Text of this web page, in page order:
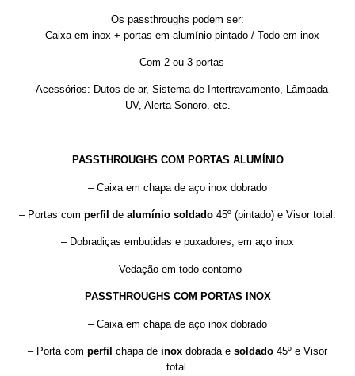
Os passthroughs podem ser:
– Caixa em inox + portas em alumínio pintado / Todo em inox
– Com 2 ou 3 portas
– Acessórios: Dutos de ar, Sistema de Intertravamento, Lâmpada
UV, Alerta Sonoro, etc.
PASSTHROUGHS COM PORTAS ALUMÍNIO
– Caixa em chapa de aço inox dobrado
– Portas com perfil de alumínio soldado 45º (pintado) e Visor total.
– Dobradiças embutidas e puxadores, em aço inox
– Vedação em todo contorno
PASSTHROUGHS COM PORTAS INOX
– Caixa em chapa de aço inox dobrado
– Porta com perfil chapa de inox dobrada e soldado 45º e Visor
total.